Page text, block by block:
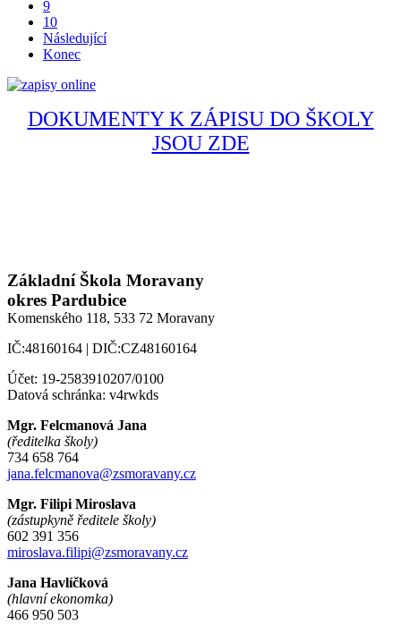
9
10
Následující
Konec
DOKUMENTY K ZÁPISU DO ŠKOLY
JSOU ZDE
Základní Škola Moravany
okres Pardubice
Komenského 118, 533 72 Moravany
IČ:48160164 | DIČ:CZ48160164
Účet: 19-2583910207/0100
Datová schránka: v4rwkds
Mgr. Felcmanová Jana
(ředitelka školy)
734 658 764
jana.felcmanova@zsmoravany.cz
Mgr. Filipi Miroslava
(zástupkyně ředitele školy)
602 391 356
miroslava.filipi@zsmoravany.cz
Jana Havlíčková
(hlavní ekonomka)
466 950 503